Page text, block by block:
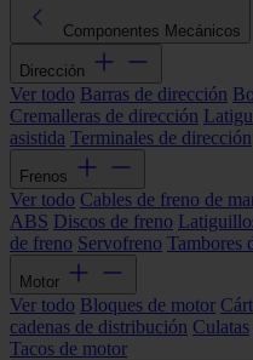
Componentes Mecánicos
Dirección
Ver todo Barras de dirección
Cremalleras de dirección
asistida Terminales de dirección
Frenos
Ver todo Cables de freno de
ABS Discos de freno
de freno Servofreno Tambores
Motor
Ver todo Bloques de motor
cadenas de distribución Culatas
Tacos de motor